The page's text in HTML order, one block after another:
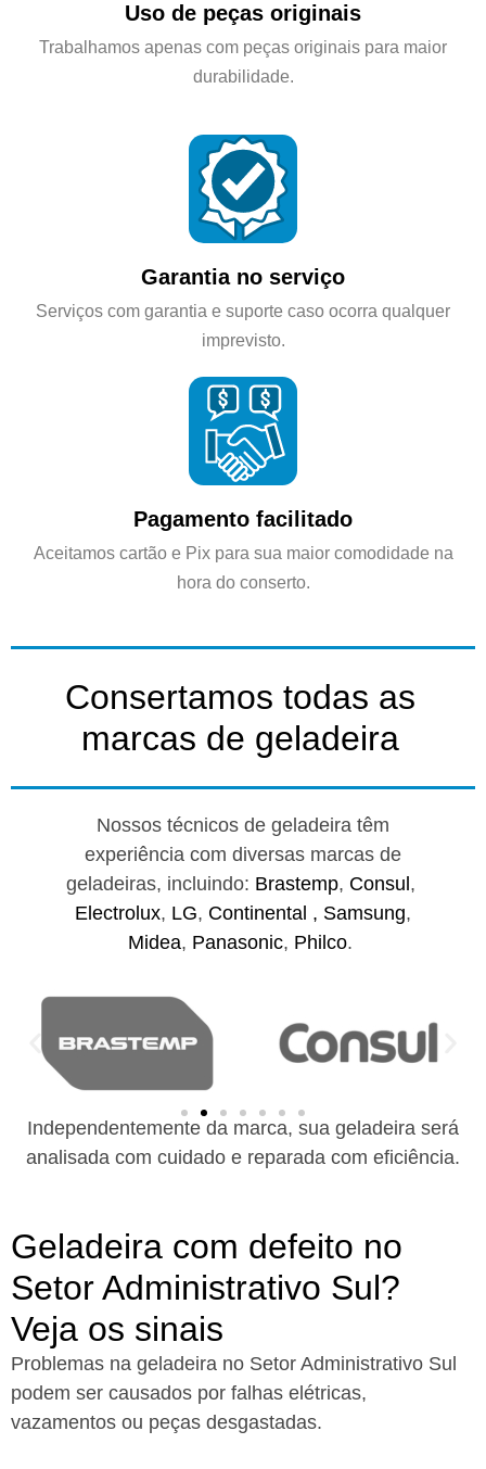
Uso de peças originais
Trabalhamos apenas com peças originais para maior
durabilidade.
Garantia no serviço
Serviços com garantia e suporte caso ocorra qualquer
imprevisto.
Pagamento facilitado
Aceitamos cartão e Pix para sua maior comodidade na
hora do conserto.
Consertamos todas as
marcas de geladeira
Nossos técnicos de geladeira têm
experiência com diversas marcas de
geladeiras, incluindo: Brastemp, Consul ,
Electrolux, LG, Continental , Samsung,
Midea, Panasonic, Philco.
Independentemente da marca, sua geladeira será
analisada com cuidado e reparada com eficiência.
Geladeira com defeito no
Setor Administrativo Sul?
Veja os sinais
Problemas na geladeira no Setor Administrativo Sul
podem ser causados por falhas elétricas,
vazamentos ou peças desgastadas.